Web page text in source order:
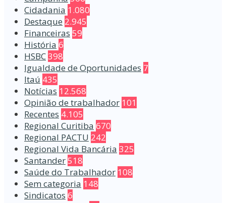
Cidadania 1.080
Destaque 2.945
Financeiras 59
História 6
HSBC398
Igualdade de Oportunidades 7
Itaú 435
Notícias 12.568
Opinião de trabalhador 101
Recentes 4.105
Regional Curitiba 670
Regional PACTU 242
Regional Vida Bancária 325
Santander518
Saúde do Trabalhador 108
Sem categoria 148
Sindicatos 6